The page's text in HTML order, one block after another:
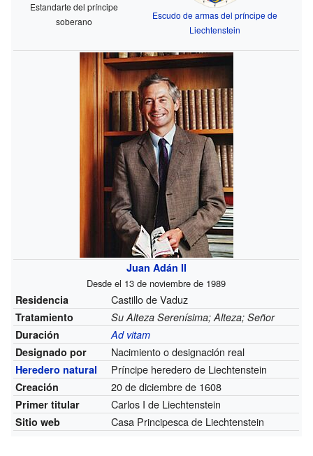
Estandarte del príncipe
soberano
Escudo de armas del príncipe de
Liechtenstein
Juan Adán II
Desde el 13 de noviembre de 1989
Residencia Castillo de Vaduz
Tratamiento
Su Alteza Serenísima; Alteza; Señor
Duración
Ad vitam
Designado por
Nacimiento o designación real
Heredero natural Príncipe heredero de Liechtenstein
Creación 20 de diciembre de 1608
Primer titular Carlos I de Liechtenstein
Sitio web Casa Principesca de Liechtenstein